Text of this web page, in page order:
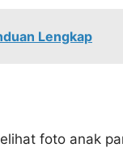
Lengkap
foto anak